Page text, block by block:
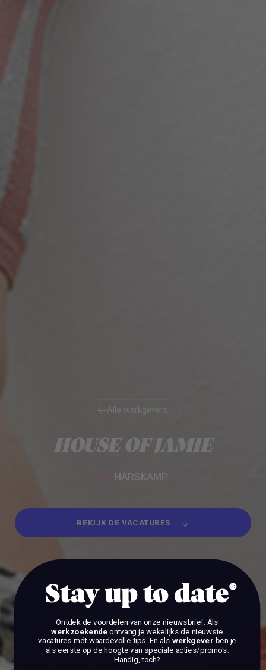
Alle werkgevers
HOUSE OF JAMIE
HARSKAMP
BEKIJK DE VACATURES
Stay up to date
Ontdek de voordelen van onze nieuwsbrief. Als
werkzoekendeontvang je wekelijks de nieuwste
vacatures mét waardevolle tips. En als werkgever ben je
als eerste op de hoogte van speciale acties/promo's.
Handig, toch?